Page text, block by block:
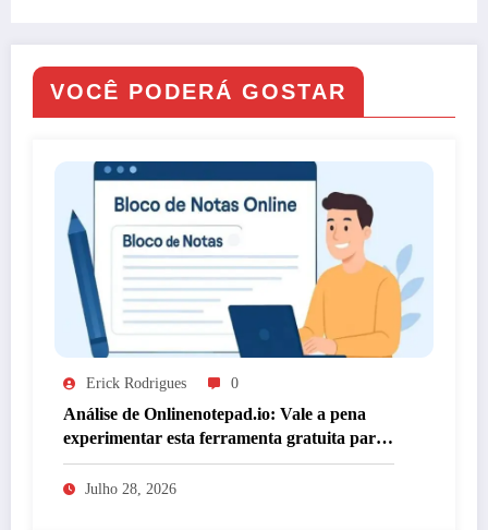
VOCÊ PODERÁ GOSTAR
Erick Rodrigues 0
Análise de Onlinenotepad.io: Vale a pena
experimentar esta ferramenta gratuita para
anotações?
Julho 28, 2026